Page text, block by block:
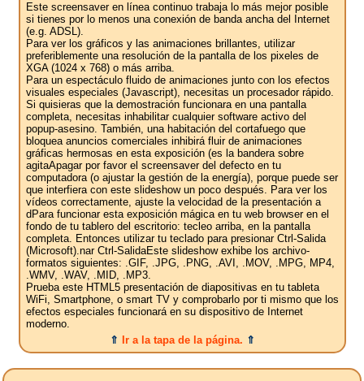
Este screensaver en línea continuo trabaja lo más mejor posible
si tienes por lo menos una conexión de banda ancha del Internet
(e.g. ADSL).
Para ver los gráficos y las animaciones brillantes, utilizar
preferiblemente una resolución de la pantalla de los pixeles de
XGA (1024 x 768) o más arriba.
Para un espectáculo fluido de animaciones junto con los efectos
visuales especiales (Javascript), necesitas un procesador rápido.
Si quisieras que la demostración funcionara en una pantalla
completa, necesitas inhabilitar cualquier software activo del
popup-asesino. También, una habitación del cortafuego que
bloquea anuncios comerciales inhibirá fluir de animaciones
gráficas hermosas en esta exposición (es la bandera sobre
agitaApagar por favor el screensaver del defecto en tu
computadora (o ajustar la gestión de la energía), porque puede ser
que interfiera con este slideshow un poco después. Para ver los
vídeos correctamente, ajuste la velocidad de la presentación a
dPara funcionar esta exposición mágica en tu web browser en el
fondo de tu tablero del escritorio: tecleo arriba, en la pantalla
completa. Entonces utilizar tu teclado para presionar Ctrl-Salida
(Microsoft).nar Ctrl-SalidaEste slideshow exhibe los archivo-
formatos siguientes: .GIF, .JPG, .PNG, .AVI, .MOV, .MPG, MP4,
.WMV, .WAV, .MID, .MP3.
Prueba este HTML5 presentación de diapositivas en tu tableta
WiFi, Smartphone, o smart TV y comprobarlo por ti mismo que los
efectos especiales funcionará en su dispositivo de Internet
moderno.
⇑
Ir a la tapa de la página. ⇑